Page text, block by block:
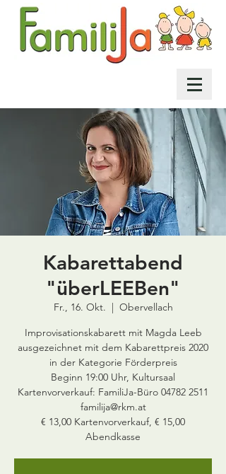
Kabarettabend
"überLEEBen"
Fr., 16. Okt.
  |
Obervellach
Improvisationskabarett mit Magda Leeb
ausgezeichnet mit dem Kabarettpreis 2020
in der Kategorie Förderpreis
Beginn 19:00 Uhr, Kultursaal
Kartenvorverkauf: FamiliJa-Büro 04782 2511
familija@rkm.at
€ 13,00 Kartenvorverkauf, € 15,00
Abendkasse